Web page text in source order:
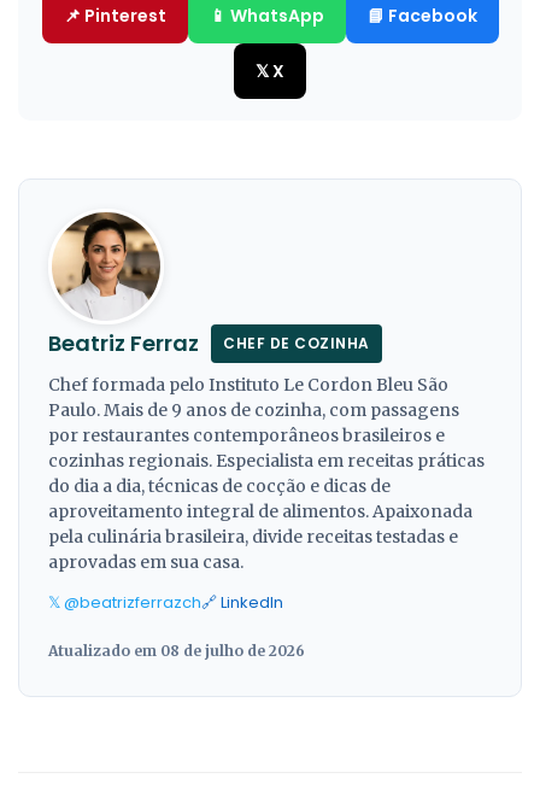
📌 Pinterest 📱 WhatsApp 📘 Facebook
𝕏 X
Beatriz Ferraz CHEF DE COZINHA
Chef formada pelo Instituto Le Cordon Bleu São
Paulo. Mais de 9 anos de cozinha, com passagens
por restaurantes contemporâneos brasileiros e
cozinhas regionais. Especialista em receitas práticas
do dia a dia, técnicas de cocção e dicas de
aproveitamento integral de alimentos. Apaixonada
pela culinária brasileira, divide receitas testadas e
aprovadas em sua casa.
𝕏 @beatrizferrazch🔗 LinkedIn
Atualizado em 08 de julho de 2026